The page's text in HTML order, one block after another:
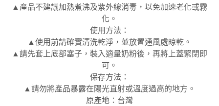
▲產品不建議加熱煮沸及紫外線消毒，以免加速老化或霧
化。
使用方法：
▲使用前請確實清洗乾淨，並放置通風處晾乾。
▲請先套上底部塞子，裝入適量奶粉後，再將上蓋緊閉即
可。
保存方法：
▲請勿將產品暴露在陽光直射或溫度過高的地方。
原產地：台灣